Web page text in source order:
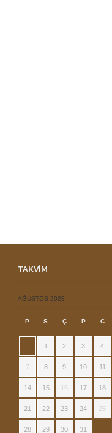
TAKVIM
AĞUSTOS 2023
P S Ç P C
1 2 3 4
7 8 9 10 11
14 15 16 17 18
21 22 23 24 25
28 29 30 31